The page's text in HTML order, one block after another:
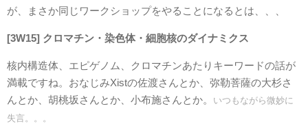
が、まさか同じワークショップをやることになるとは、、、
[3W15] クロマチン・染色体・細胞核のダイナミクス
核内構造体、エピゲノム、クロマチンあたりキーワードの話が
満載ですね。おなじみXistの佐渡さんとか、弥勒菩薩の大杉さ
んとか、胡桃坂さんとか、小布施さんとか。
いつもながら微妙に
失言。。。